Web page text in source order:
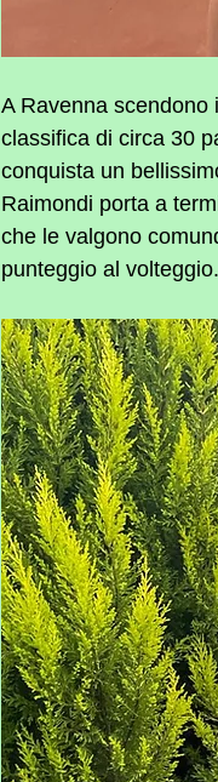
A Ravenna scendono
classifica di circa 30
conquista un
Raimondi porta a
che le valgono
punteggio al volteggio.